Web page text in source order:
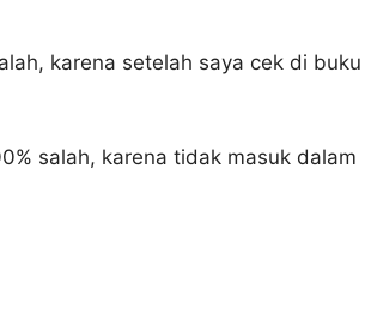
karena setelah saya cek di buku
salah, karena tidak masuk dalam